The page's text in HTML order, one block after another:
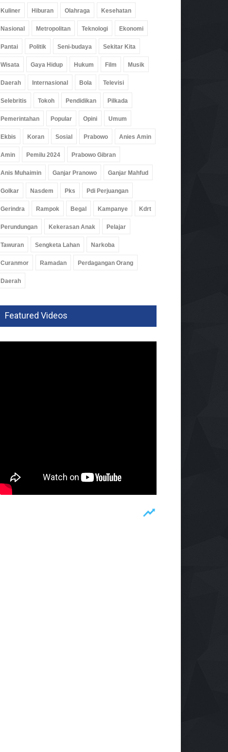
Kuliner Hiburan Olahraga Kesehatan
Nasional Metropolitan Teknologi Ekonomi
Pantai Politik Seni-budaya Sekitar Kita
Wisata Gaya Hidup Hukum Film Musik
Daerah Internasional Bola Televisi
Selebritis Tokoh Pendidikan Pilkada
Pemerintahan Popular Opini Umum
Ekbis Koran Sosial Prabowo Anies Amin
Amin Pemilu 2024 Prabowo Gibran
Anis Muhaimin Ganjar Pranowo Ganjar Mahfud
Golkar Nasdem Pks Pdi Perjuangan
Gerindra Rampok Begal Kampanye Kdrt
Perundungan Kekerasan Anak Pelajar
Tawuran Sengketa Lahan Narkoba
Curanmor Ramadan Perdagangan Orang
Daerah
Featured Videos